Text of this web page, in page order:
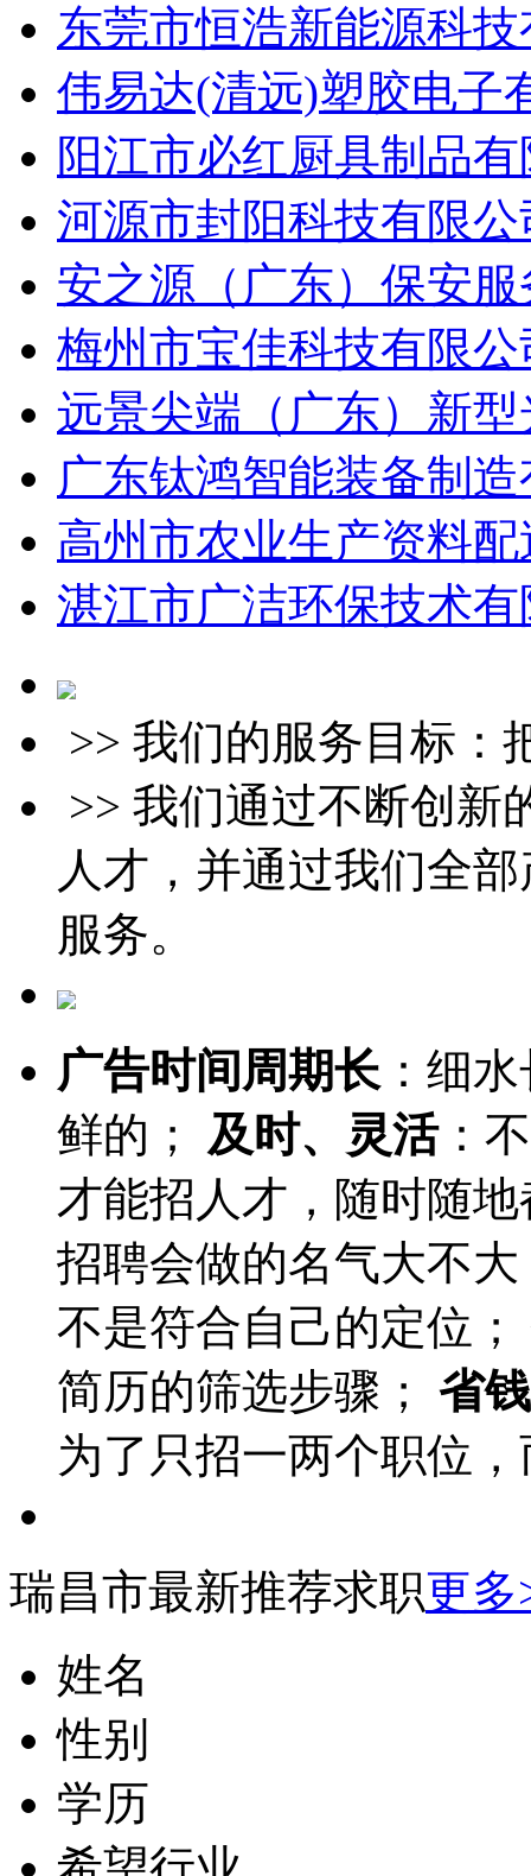
东莞市恒浩新能源科
伟易达(清远)塑胶电子
阳江市必红厨具制品
河源市封阳科技有限
安之源（广东）保安
梅州市宝佳科技有限
远景尖端（广东）新
广东钛鸿智能装备制
高州市农业生产资料
湛江市广洁环保技术
>> 我们的服务目标：
>> 我们通过不断创新
人才，并通过我们全
服务。
广告时间周期长 ：细
鲜的； 及时、灵活：
才能招人才，随时随
招聘会做的名气大不
不是符合自己的定位；
简历的筛选步骤； 省
为了只招一两个职位
瑞昌市最新推荐求职更多
姓名
性别
学历